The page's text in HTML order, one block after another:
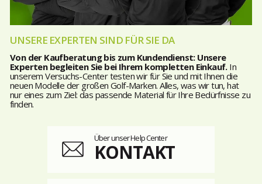
UNSERE EXPERTEN SIND FÜR SIE DA
Von der Kaufberatung bis zum Kundendienst: Unsere
Experten begleiten Sie bei Ihrem kompletten Einkauf.In
unserem Versuchs-Center testen wir für Sie und mit Ihnen die
neuen Modelle der großen Golf-Marken. Alles, was wir tun, hat
nur eines zum Ziel: das passende Material für Ihre Bedürfnisse zu
finden.
Über unser Help Center
KONTAKT